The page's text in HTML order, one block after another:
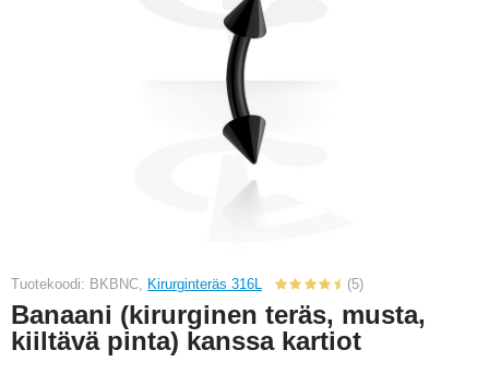
Tuotekoodi: BKBNC, Kirurginteräs 316L (5)
Banaani (kirurginen teräs, musta,
kiiltävä pinta) kanssa kartiot